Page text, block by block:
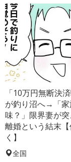
「10万円無断決
が釣り沼へ→「家
味？」限界妻が
離婚という結末
く】
全国